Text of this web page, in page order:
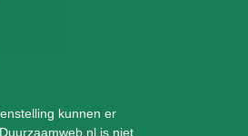
kunnen er
is niet